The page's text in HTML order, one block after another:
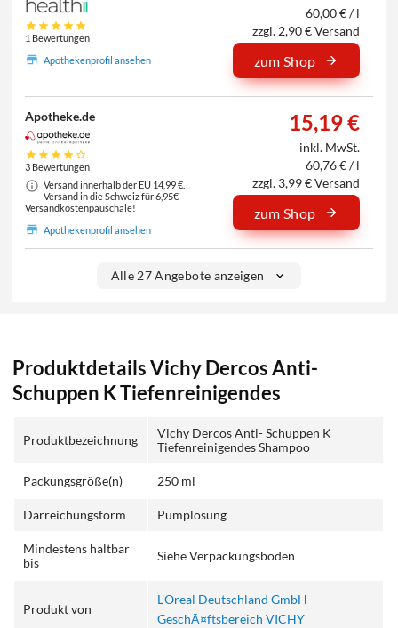
1 Bewertungen
Apothekenprofil ansehen
60,00 € / l
zzgl. 2,90 € Versand
zum Shop
Apotheke.de
3 Bewertungen
Versand innerhalb der EU 14,99 €.
Versand in die Schweiz für 6,95€
Versandkostenpauschale!
Apothekenprofil ansehen
15,19 €
inkl. MwSt.
60,76 € / l
zzgl. 3,99 € Versand
zum Shop
Alle 27 Angebote anzeigen
Produktdetails Vichy Dercos Anti-
Schuppen K Tiefenreinigendes
Produktbezeichnung
Vichy Dercos Anti- Schuppen K
Tiefenreinigendes Shampoo
Packungsgröße(n) 250 ml
Darreichungsform Pumplösung
Mindestens haltbar
bis
Siehe Verpackungsboden
Produkt von
L'Oreal Deutschland GmbH
GeschÃ¤ftsbereich VICHY